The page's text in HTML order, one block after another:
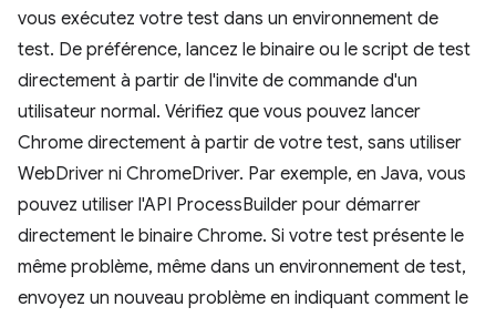
vous exécutez votre test dans un environnement de
test. De préférence, lancez le binaire ou le script de test
directement à partir de l'invite de commande d'un
utilisateur normal. Vérifiez que vous pouvez lancer
Chrome directement à partir de votre test, sans utiliser
WebDriver ni ChromeDriver. Par exemple, en Java, vous
pouvez utiliser l'API ProcessBuilder pour démarrer
directement le binaire Chrome. Si votre test présente le
même problème, même dans un environnement de test,
envoyez un nouveau problème en indiquant comment le